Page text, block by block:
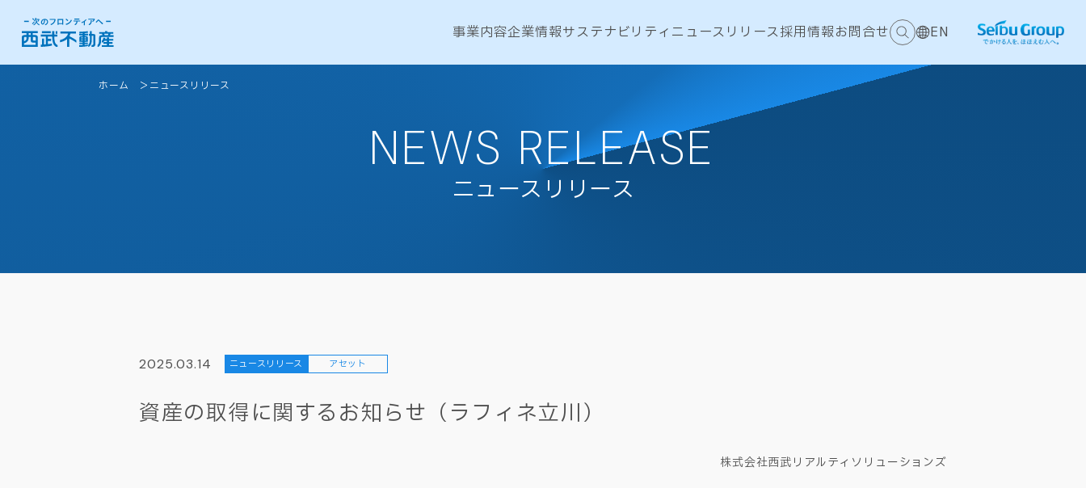
事業内容企業情報サステナビリティ ニュースリリース採用情報お問合せ EN
ホーム ニュースリリース
NEWS RELEASE
ニュースリリース
2025.03.14 ニュースリリース アセット
資産の取得に関するお知らせ（ラフィネ立川）
株式会社西武リアルティソリューションズ